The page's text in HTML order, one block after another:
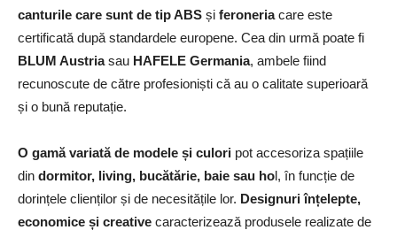
canturile care sunt de tip ABS și feroneriacare este
certificată după standardele europene. Cea din urmă poate fi
BLUM Austriasau HAFELE Germania, ambele fiind
recunoscute de către profesioniști că au o calitate superioară
și o bună reputație.
O gamă variată de modele și culori pot accesoriza spațiile
din dormitor, living, bucătărie, baie sau hol, în funcție de
dorințele clienților și de necesitățile lor. Designuri înțelepte,
economice și creative caracterizează produsele realizate de